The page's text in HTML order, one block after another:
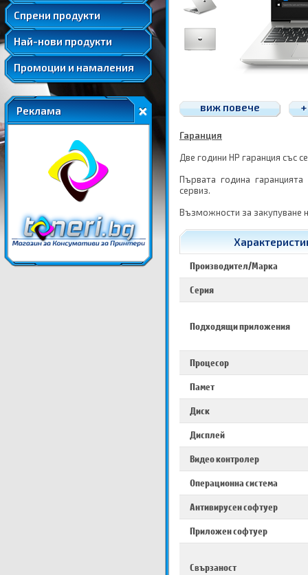
Спрени продукти
Удължени и допълнителни гаранции
Най-нови продукти
Промоции и намаления
Реклама виж повече
Гаранция
Две години HP гаранция със
Първата година
сервиз.
Възможности за закупуване
Производител/Марка
Серия
Подходящи приложения
Процесор
Памет
Диск
Дисплей
Видео контролер
Операционна система
Антивирусен софтуер
Приложен софтуер
Свързаност